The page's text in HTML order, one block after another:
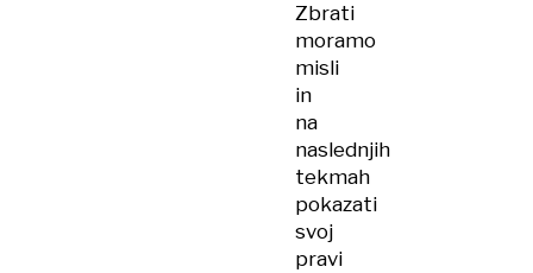
Zbrati
moramo
misli
in
na
naslednjih
tekmah
pokazati
svoj
pravi